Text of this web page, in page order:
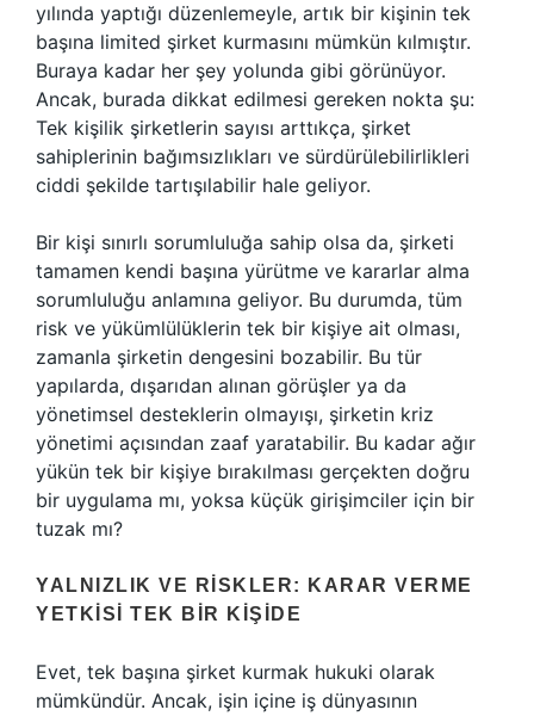
yılında yaptığı düzenlemeyle, artık bir kişinin tek
başına limited şirket kurmasını mümkün kılmıştır.
Buraya kadar her şey yolunda gibi görünüyor.
Ancak, burada dikkat edilmesi gereken nokta şu:
Tek kişilik şirketlerin sayısı arttıkça, şirket
sahiplerinin bağımsızlıkları ve sürdürülebilirlikleri
ciddi şekilde tartışılabilir hale geliyor.
Bir kişi sınırlı sorumluluğa sahip olsa da, şirketi
tamamen kendi başına yürütme ve kararlar alma
sorumluluğu anlamına geliyor. Bu durumda, tüm
risk ve yükümlülüklerin tek bir kişiye ait olması,
zamanla şirketin dengesini bozabilir. Bu tür
yapılarda, dışarıdan alınan görüşler ya da
yönetimsel desteklerin olmayışı, şirketin kriz
yönetimi açısından zaaf yaratabilir. Bu kadar ağır
yükün tek bir kişiye bırakılması gerçekten doğru
bir uygulama mı, yoksa küçük girişimciler için bir
tuzak mı?
YALNIZLIK VE RISKLER: KARAR VERME
YETKISI TEK BIR KIŞIDE
Evet, tek başına şirket kurmak hukuki olarak
mümkündür. Ancak, işin içine iş dünyasının